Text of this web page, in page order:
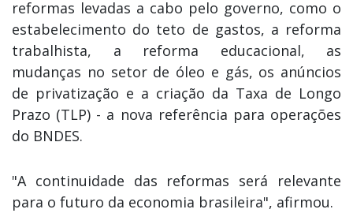
reformas levadas a cabo pelo governo, como o
estabelecimento do teto de gastos, a reforma
trabalhista, a reforma educacional, as
mudanças no setor de óleo e gás, os anúncios
de privatização e a criação da Taxa de Longo
Prazo (TLP) - a nova referência para operações
do BNDES.
"A continuidade das reformas será relevante
para o futuro da economia brasileira", afirmou.